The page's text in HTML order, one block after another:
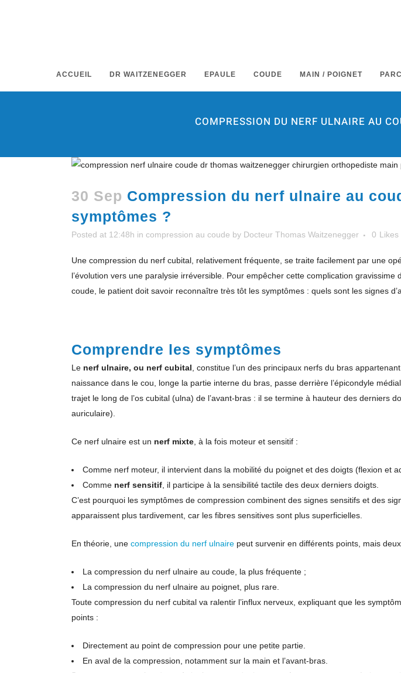
ACCUEIL DR WAITZENEGGER EPAULE COUDE MAIN / POIGNET
COMPRESSION DU NERF ULNAIRE AU
30 Sep Compression du nerf ulnaire au
symptômes ?
Posted at 12:48h in compression au coude by Docteur Thomas Waitzenegger 0 Likes
Une compression du nerf cubital, relativement fréquente, se traite facilement par une
l’évolution vers une paralysie irréversible. Pour empêcher cette complication gravissime
coude, le patient doit savoir reconnaître très tôt les symptômes : quels sont les signes
Comprendre les symptômes
Le nerf ulnaire, ou nerf cubital , constitue l’un des principaux nerfs du bras
naissance dans le cou, longe la partie interne du bras, passe derrière l’épicondyle
trajet le long de l’os cubital (ulna) de l’avant-bras : il se termine à hauteur des derniers
auriculaire).
Ce nerf ulnaire est un nerf mixte , à la fois moteur et sensitif :
Comme nerf moteur, il intervient dans la mobilité du poignet et des doigts (flexion et
Comme nerf sensitif , il participe à la sensibilité tactile des deux derniers doigts.
C’est pourquoi les symptômes de compression combinent des signes sensitifs et des
apparaissent plus tardivement, car les fibres sensitives sont plus superficielles.
En théorie, une compression du nerf ulnaire peut survenir en différents points, mais
La compression du nerf ulnaire au coude, la plus fréquente ;
La compression du nerf ulnaire au poignet, plus rare.
Toute compression du nerf cubital va ralentir l’influx nerveux, expliquant que les
points :
Directement au point de compression pour une petite partie.
En aval de la compression, notamment sur la main et l’avant-bras.